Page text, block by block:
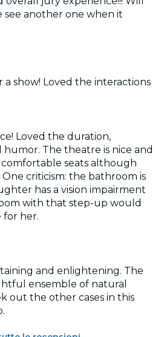
see another one when it
a show! Loved the interactions
Loved the duration,
humor. The theatre is nice and
seats although
criticism: the bathroom is
has a vision impairment
with that step-up would
for her.
and enlightening. The
ensemble of natural
out the other cases in this